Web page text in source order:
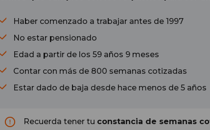
Haber comenzado a trabajar antes de 1997
No estar pensionado
Edad a partir de los 59 años 9 meses
Contar con más de 800 semanas cotizadas
Estar dado de baja desde hace menos de 5 años
Recuerda tener tu constancia de semanas